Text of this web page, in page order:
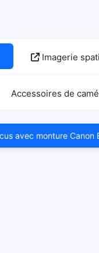
Imagerie
Accessoires de
avec monture Canon